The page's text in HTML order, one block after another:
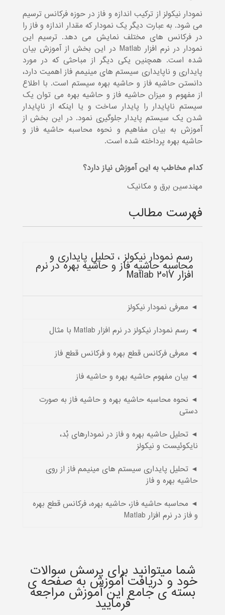
نمودار نیکولز از ترکیب اندازه و فاز در حوزه فرکانس ترسیم
می شود. به عبارت دیگر یک نمودار که مقدار اندازه و فاز را
در فرکانس های مختلف نمایش می دهد. ترسیم این
نمودار در نرم افزار Matlab در این بخش از آموزش بیان
شده است. همچنین یکی دیگر از مباحثی که در مورد
پایداری و ناپایداری سیستم های مینیمم فاز اهمیت دارد،
دانستن حاشیه فاز و حاشیه بهره سیستم است. با اطلاع
از مفهوم و میزان حاشیه فاز و حاشیه بهره می توان یک
سیستم ناپایدار را پایدار ساخت و یا اینکه از ناپایدار
شدن یک سیستم پایدار جلوگیری نمود. در این بخش از
آموزش به بیان مفاهیم و نحوه محاسبه حاشیه فاز و
حاشیه بهره پرداخته شده است.
کدام مخاطب به این آموزش نیاز دارد؟
مهندسین برق و مکانیک
فهرست مطالب
رسم نمودار نیکولز ، تحلیل پایداری و
محاسبه حاشیه فاز و حاشیه بهره در نرم
افزار Matlab 2017
◄ معرفی نمودار نیکولز
◄ رسم نمودار نیکولز در نرم افزار Matlab با مثال
◄ معرفی فرکانس قطع بهره و فرکانس قطع فاز
◄ بیان مفهوم حاشیه بهره و حاشیه فاز
◄ نحوه محاسبه حاشیه بهره و حاشیه فاز به صورت
دستی
◄ تحلیل حاشیه بهره و فاز در نمودارهای بُد،
نایکوئیست و نیکولز
◄ تحلیل پایداری سیستم های مینیمم فاز از روی
حاشیه بهره و فاز
◄ محاسبه حاشیه فاز، حاشیه بهره، فرکانس قطع بهره
و فاز در نرم افزار Matlab
شما میتوانید برای پرسش سوالات
خود و دریافت آموزش به صفحه ی
بسته ی جامع این آموزش مراجعه
فرمایید